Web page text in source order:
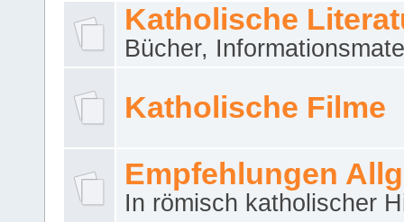
Katholische
Bücher,
Katholische Filme
Empfehlungen
In römisch katholischer